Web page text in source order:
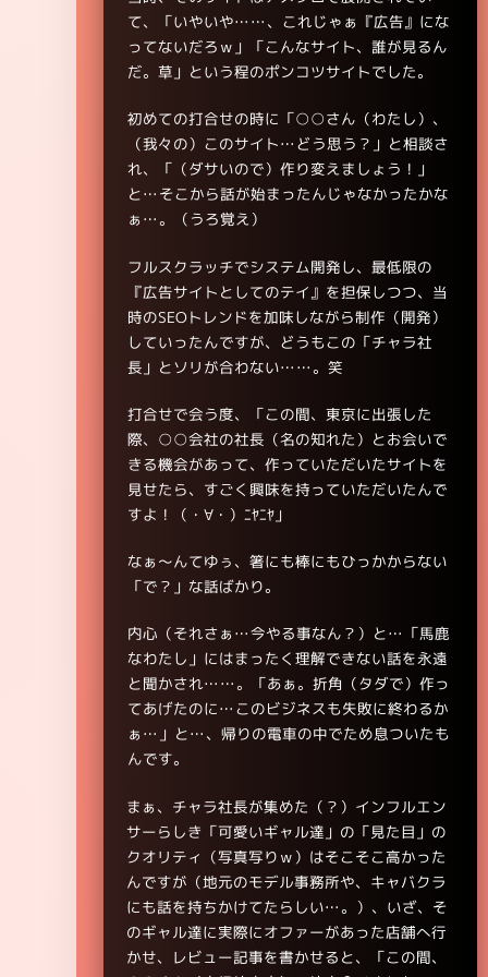
て、「いやいや……、これじゃぁ『広告』にな
ってないだろｗ」「こんなサイト、誰が見るん
だ。草」という程のポンコツサイトでした。
初めての打合せの時に「○○さん（わたし）、
（我々の）このサイト…どう思う？」と相談さ
れ、「（ダサいので）作り変えましょう！」
と…そこから話が始まったんじゃなかったかな
ぁ…。（うろ覚え）
フルスクラッチでシステム開発し、最低限の
『広告サイトとしてのテイ』を担保しつつ、当
時のSEOトレンドを加味しながら制作（開発）
していったんですが、どうもこの「チャラ社
長」とソリが合わない……。笑
打合せで会う度、「この間、東京に出張した
際、○○会社の社長（名の知れた）とお会いで
きる機会があって、作っていただいたサイトを
見せたら、すごく興味を持っていただいたんで
すよ！（・∀・）ﾆﾔﾆﾔ」
なぁ～んてゆぅ、箸にも棒にもひっかからない
「で？」な話ばかり。
内心（それさぁ…今やる事なん？）と…「馬鹿
なわたし」にはまったく理解できない話を永遠
と聞かされ……。「あぁ。折角（タダで）作っ
てあげたのに…このビジネスも失敗に終わるか
ぁ…」と…、帰りの電車の中でため息ついたも
んです。
まぁ、チャラ社長が集めた（？）インフルエン
サーらしき「可愛いギャル達」の「見た目」の
クオリティ（写真写りｗ）はそこそこ高かった
んですが（地元のモデル事務所や、キャバクラ
にも話を持ちかけてたらしい…。）、いざ、そ
のギャル達に実際にオファーがあった店舗へ行
かせ、レビュー記事を書かせると、「この間、